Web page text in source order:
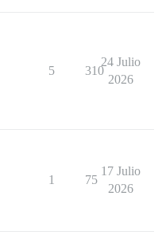
5 310
24 Julio
2026
1 75
17 Julio
2026